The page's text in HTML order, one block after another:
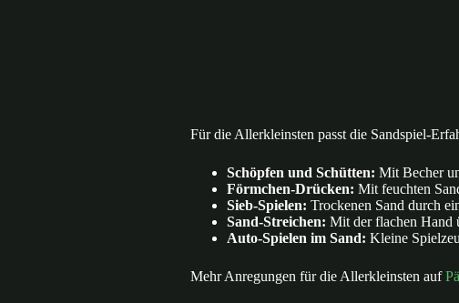
Für die Allerkleinsten passt die Sandspiel-
Schöpfen und Schütten: Mit Becher
Förmchen-Drücken: Mit feuchten
Sieb-Spielen: Trockenen Sand durch
Sand-Streichen: Mit der flachen Hand
Auto-Spielen im Sand: Kleine
Mehr Anregungen für die Allerkleinsten auf